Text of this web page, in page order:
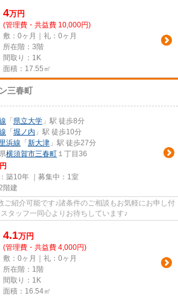
4万円
(管理費・共益費 10,000円)
敷：0ヶ月｜礼：0ヶ月
所在階：3階
間取り：1K
面積：17.55㎡
三春町
「 県立大学 」駅 徒歩8分
「 堀ノ内 」駅 徒歩10分
浜線 「 新大津 」駅 徒歩27分
横須賀市三春町 １丁目36
築10年 ｜募集中： 1室
階建
ご紹介可能です♪諸条件のご相談もお気軽にお申し付
タッフ一同心よりお待ちしています♪
4.1万円
(管理費・共益費 4,000円)
敷：0ヶ月｜礼：0ヶ月
所在階：1階
間取り：1K
面積：16.54㎡